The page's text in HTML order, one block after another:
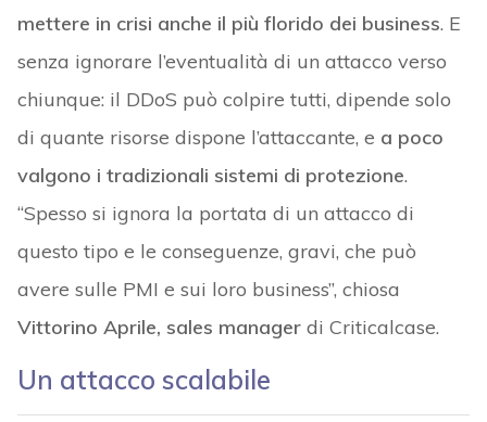
mettere in crisi anche il più florido dei business. E
senza ignorare l’eventualità di un attacco verso
chiunque: il DDoS può colpire tutti, dipende solo
di quante risorse dispone l’attaccante, e a poco
valgono i tradizionali sistemi di protezione.
“Spesso si ignora la portata di un attacco di
questo tipo e le conseguenze, gravi, che può
avere sulle PMI e sui loro business”, chiosa
Vittorino Aprile, sales managerdi Criticalcase.
Un attacco scalabile